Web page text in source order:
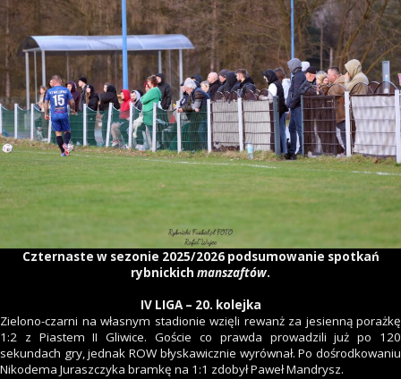
Czternaste w sezonie 2025/2026 podsumowanie spotkań
rybnickich manszaftów.
IV LIGA – 20. kolejka
Zielono-czarni na własnym stadionie wzięli rewanż za jesienną porażkę
1:2 z Piastem II Gliwice. Goście co prawda prowadzili już po 120
sekundach gry, jednak ROW błyskawicznie wyrównał. Po dośrodkowaniu
Nikodema Juraszczyka bramkę na 1:1 zdobył Paweł Mandrysz.